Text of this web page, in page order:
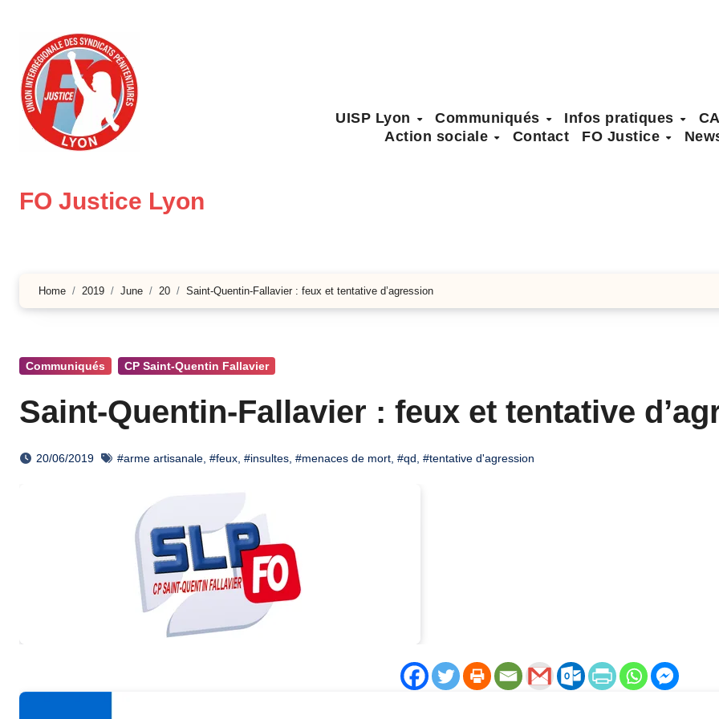
content
FO Justice Lyon
UISP Lyon Communiqués Infos pratiques
Action sociale
Contact FO Justice
Home 2019 June 20 Saint-Quentin-Fallavier : feux et tentative d’agression
Communiqués CP Saint-Quentin Fallavier
Saint-Quentin-Fallavier : feux et tentative
20/06/2019 #arme artisanale #feux #insultes #menaces de mort #qd #tentative d'agression